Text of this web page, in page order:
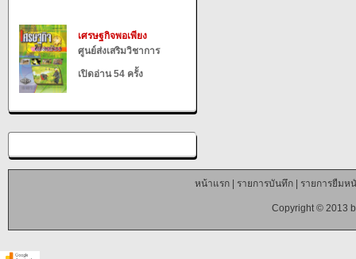
เศรษฐกิจพอเพียง
ศูนย์ส่งเสริมวิชาการ
เปิดอ่าน 54 ครั้ง
หน้าแรก| รายการบันทึก| รายการยืมห
Copyright © 2013